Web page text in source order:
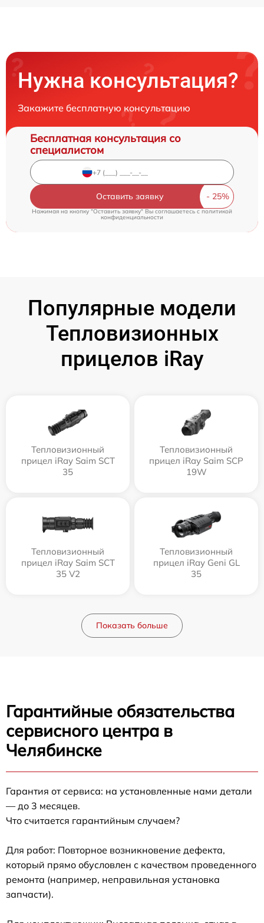
Нужна консультация?
Закажите бесплатную консультацию
Бесплатная консультация со
специалистом
Оставить заявку
Нажимая на кнопку "Оставить заявку" Вы соглашаетесь c политикой
конфиденциальности
Популярные модели
Тепловизионных
прицелов iRay
Тепловизионный
прицел iRay Saim SCT
35
Тепловизионный
прицел iRay Saim SCP
19W
Тепловизионный
прицел iRay Saim SCT
35 V2
Тепловизионный
прицел iRay Geni GL
35
Показать больше
Гарантийные обязательства
сервисного центра в
Челябинске
Гарантия от сервиса: на установленные нами детали
— до 3 месяцев.
Что считается гарантийным случаем?
Для работ: Повторное возникновение дефекта,
который прямо обусловлен с качеством проведенного
ремонта (например, неправильная установка
запчасти).